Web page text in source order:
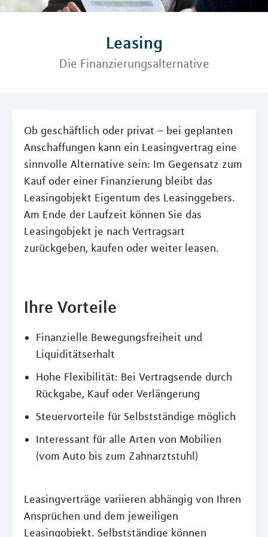
Leasing
Die Finanzierungsalternative
Ob geschäftlich oder privat – bei geplanten
Anschaffungen kann ein Leasingvertrag eine
sinnvolle Alternative sein: Im Gegensatz zum
Kauf oder einer Finanzierung bleibt das
Leasingobjekt Eigentum des Leasinggebers.
Am Ende der Laufzeit können Sie das
Leasingobjekt je nach Vertragsart
zurückgeben, kaufen oder weiter leasen.
Ihre Vorteile
Finanzielle Bewegungsfreiheit und
Liquiditätserhalt
Hohe Flexibilität: Bei Vertragsende durch
Rückgabe, Kauf oder Verlängerung
Steuervorteile für Selbstständige möglich
Interessant für alle Arten von Mobilien
(vom Auto bis zum Zahnarztstuhl)
Leasingverträge variieren abhängig von Ihren
Ansprüchen und dem jeweiligen
Leasingobjekt. Selbstständige können